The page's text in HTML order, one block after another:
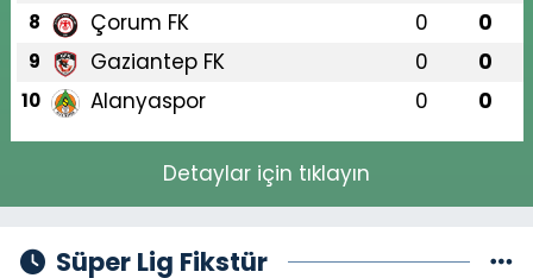
8 Çorum FK 0 0
9 Gaziantep FK 0 0
10 Alanyaspor 0 0
Detaylar için tıklayın
Süper Lig Fikstür